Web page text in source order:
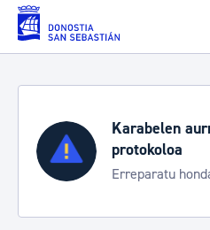
Eduki nagusira joan
Karabelen
protokoloa
Erreparatu